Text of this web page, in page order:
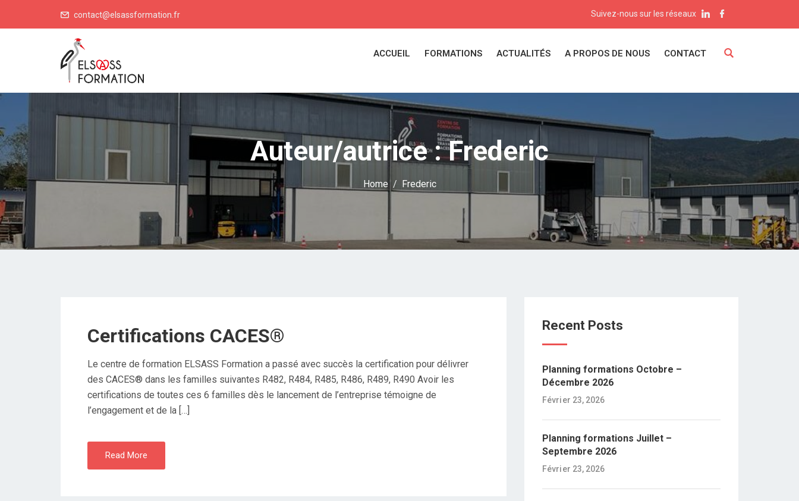
contact@elsassformation.fr Suivez-nous sur les réseaux
ACCUEIL FORMATIONS ACTUALITÉS A PROPOS DE NOUS CONTACT
Auteur/autrice :Frederic
Home Frederic
Certifications CACES®
Le centre de formation ELSASS Formation a passé avec succès la certification pour délivrer
des CACES® dans les familles suivantes R482, R484, R485, R486, R489, R490 Avoir les
certifications de toutes ces 6 familles dès le lancement de l’entreprise témoigne de
l’engagement et de la […]
Read More
Recent Posts
Planning formations Octobre –
Décembre 2026
Février 23, 2026
Planning formations Juillet –
Septembre 2026
Février 23, 2026